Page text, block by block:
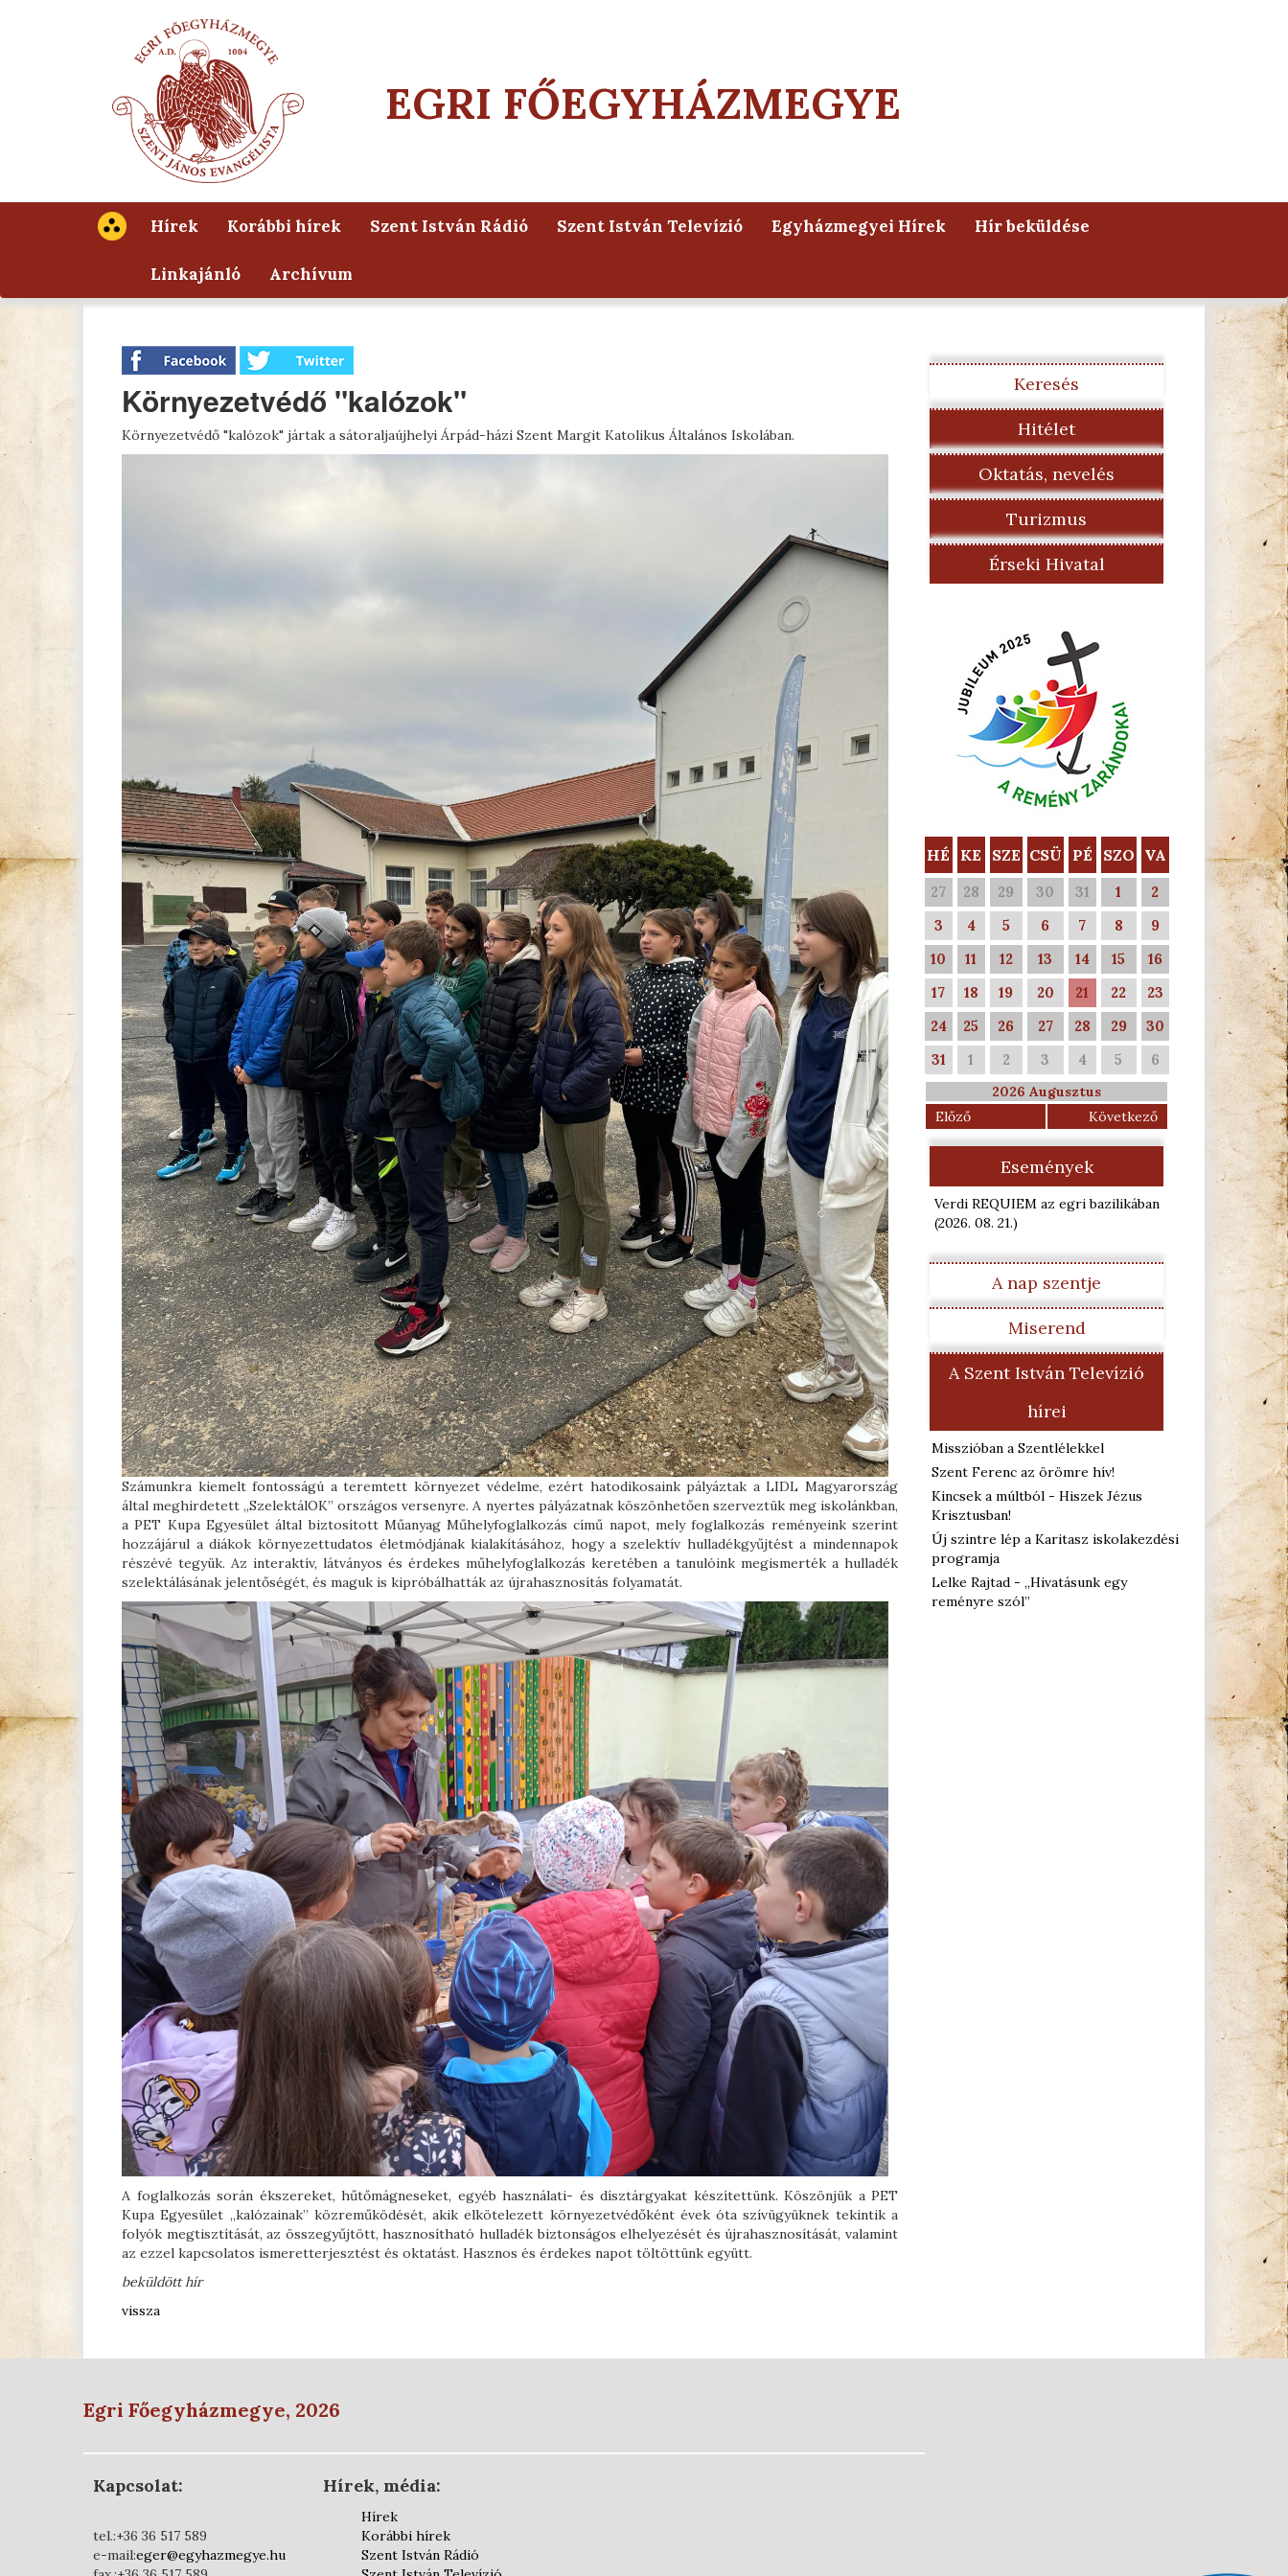
EGRI FŐEGYHÁZMEGYE
Hírek Korábbi hírek Szent István Rádió Szent István Televízió Egyházmegyei Hírek Hír beküldése
Linkajánló Archívum
Környezetvédő "kalózok"
Környezetvédő "kalózok" jártak a sátoraljaújhelyi Árpád-házi Szent Margit Katolikus Általános Iskolában.
Számunkra kiemelt fontosságú a teremtett környezet védelme, ezért hatodikosaink pályáztak a LIDL Magyarország
által meghirdetett „SzelektálOK” országos versenyre. A nyertes pályázatnak köszönhetően szerveztük meg iskolánkban,
a PET Kupa Egyesület által biztosított Műanyag Műhelyfoglalkozás című napot, mely foglalkozás reményeink szerint
hozzájárul a diákok környezettudatos életmódjának kialakításához, hogy a szelektív hulladékgyűjtést a mindennapok
részévé tegyük. Az interaktív, látványos és érdekes műhelyfoglalkozás keretében a tanulóink megismerték a hulladék
szelektálásának jelentőségét, és maguk is kipróbálhatták az újrahasznosítás folyamatát.
A foglalkozás során ékszereket, hűtőmágneseket, egyéb használati- és dísztárgyakat készítettünk. Köszönjük a PET
Kupa Egyesület „kalózainak” közreműködését, akik elkötelezett környezetvédőként évek óta szívügyüknek tekintik a
folyók megtisztítását, az összegyűjtött, hasznosítható hulladék biztonságos elhelyezését és újrahasznosítását, valamint
az ezzel kapcsolatos ismeretterjesztést és oktatást. Hasznos és érdekes napot töltöttünk együtt.
beküldött hír
vissza
Keresés
Hitélet
Oktatás, nevelés
Turizmus
Érseki Hivatal
HÉ KE SZE CSÜ PÉ SZO VA
27 28 29 30 31 1
2
3
4 5 6 7 8
9
10
11 12 13 14 15
16
17
18 19 20 21 22
23
24
25 26 27 28 29
30
31
1 2 3 4 5 6
2026 Augusztus
Előző
Következő
Események
Verdi REQUIEM az egri bazilikában
(2026. 08. 21.)
A nap szentje
Miserend
A Szent István Televízió
hírei
Misszióban a Szentlélekkel
Szent Ferenc az örömre hív!
Kincsek a múltból - Hiszek Jézus
Krisztusban!
Új szintre lép a Karitasz iskolakezdési
programja
Lelke Rajtad - „Hivatásunk egy
reményre szól”
Egri Főegyházmegye, 2026
Kapcsolat:
tel.:+36 36 517 589
e-mail:eger@egyhazmegye.hu
Hírek, média:
Hírek
Korábbi hírek
Szent István Rádió